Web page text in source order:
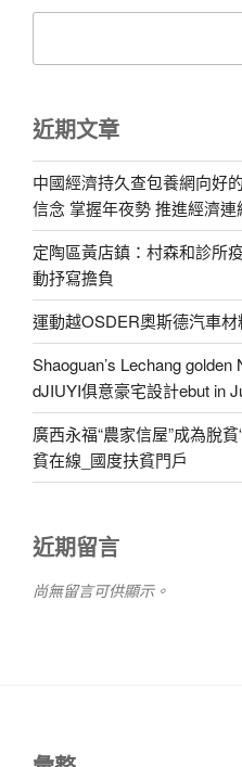
近期文章
中國經濟持久查包養網向好
信念 掌握年夜勢 推進經濟
定陶區黃店鎮：村森和診所
動抒寫擔負
運動越OSDER奧斯德汽車材
Shaoguan’s Lechang
dJIUYI俱意豪宅設計ebut in
廣西永福“農家信屋”成為脫
貧在線_國度扶貧門戶
近期留言
尚無留言可供顯示。